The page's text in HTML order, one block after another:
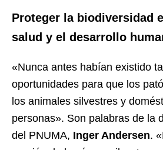
Proteger la biodiversidad
salud y el desarrollo
«Nunca antes habían existido
oportunidades para que los
los animales silvestres y
personas». Son palabras de la
del PNUMA, Inger Andersen.